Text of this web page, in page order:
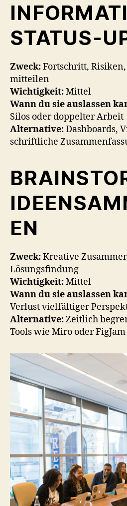
STATUS-
Zweck:Fortschritt,
mitteilen
Wichtigkeit:Mittel
Wann du sie auslassen
Silos oder doppelter Arbeit
Alternative:Dashboards,
schriftliche
EN
Zweck:Kreative
Lösungsfindung
Wichtigkeit:Mittel
Wann du sie auslassen
Verlust vielfältiger
Alternative:Zeitlich
Tools wie Miro oder FigJam